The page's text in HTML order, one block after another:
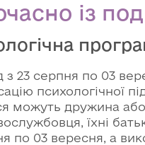
із
з 23 серпня по 03
психологічної
можуть дружина або
їхні
по 03 вересня, а